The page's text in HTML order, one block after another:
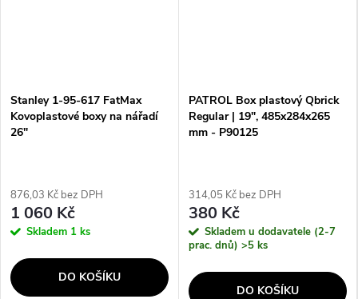
Stanley 1-95-617 FatMax
Kovoplastové boxy na nářadí
26"
876,03 Kč bez DPH
1 060 Kč
Skladem 1 ks
DO KOŠÍKU
PATROL Box plastový Qbrick
Regular | 19", 485x284x265
mm - P90125
314,05 Kč bez DPH
380 Kč
Skladem u dodavatele (2-7
prac. dnů) >5 ks
DO KOŠÍKU